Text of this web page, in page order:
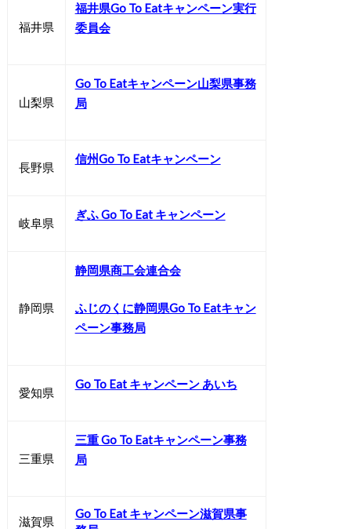
福井県
福井県Go To Eatキャンペーン実行
委員会
山梨県
Go To Eatキャンペーン山梨県事務
局
長野県
信州Go To Eatキャンペーン
岐阜県
ぎふ Go To Eat キャンペーン
静岡県
静岡県商工会連合会
ふじのくに静岡県Go To Eatキャン
ペーン事務局
愛知県
Go To Eat キャンペーン あいち
三重県
三重 Go To Eatキャンペーン事務
局
滋賀県
Go To Eat キャンペーン滋賀県事